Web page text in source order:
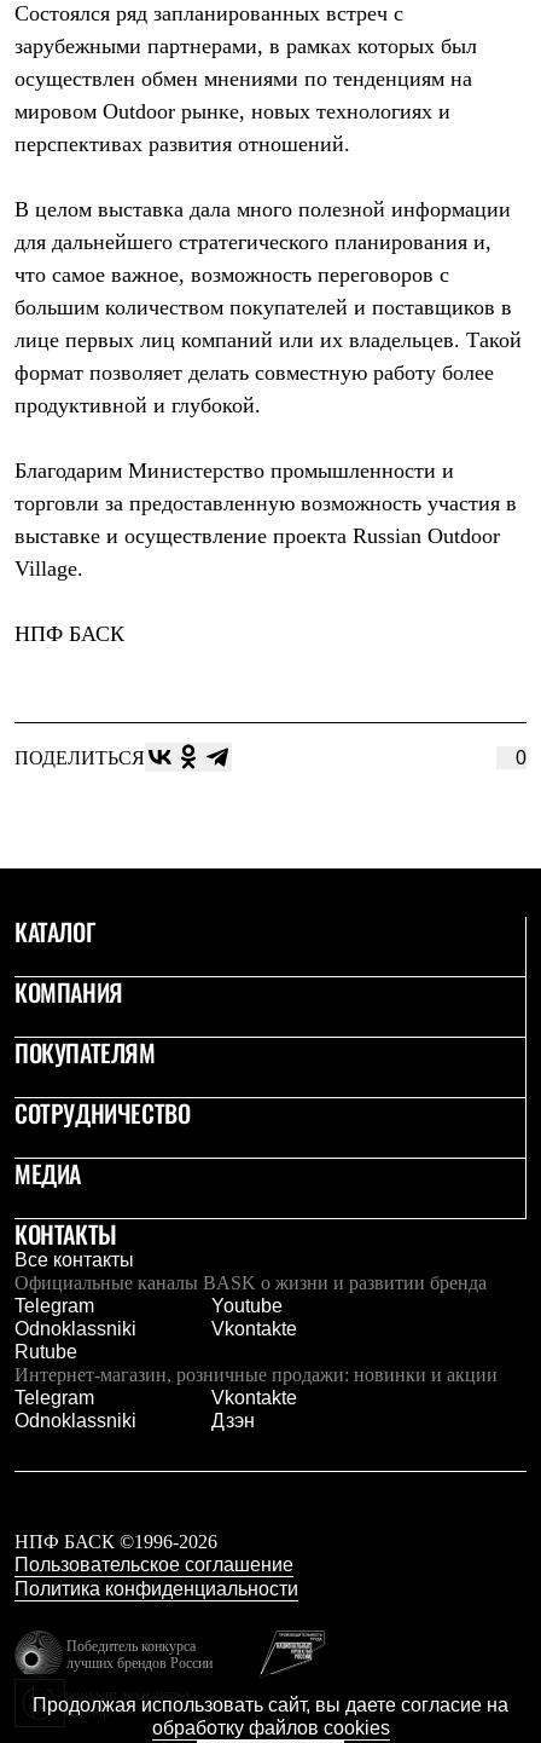
Дилерам
Стать дилером
Корпоративным клиентам
Услуги
Медиа
Где купить
Состоялся ряд запланированных встреч с
зарубежными партнерами, в рамках которых был
осуществлен обмен мнениями по тенденциям на
мировом Outdoor рынке, новых технологиях и
перспективах развития отношений.
В целом выставка дала много полезной информации
для дальнейшего стратегического планирования и,
что самое важное, возможность переговоров с
большим количеством покупателей и поставщиков в
лице первых лиц компаний или их владельцев. Такой
формат позволяет делать совместную работу более
продуктивной и глубокой.
Благодарим Министерство промышленности и
торговли за предоставленную возможность участия в
выставке и осуществление проекта Russian Outdoor
Village.
НПФ БАСК
ПОДЕЛИТЬСЯ 0
КАТАЛОГ
КОМПАНИЯ
ПОКУПАТЕЛЯМ
СОТРУДНИЧЕСТВО
МЕДИА
КОНТАКТЫ
Все контакты
Официальные каналы BASK о жизни и развитии бренда
Telegram
Youtube
Odnoklassniki
Vkontakte
Rutube
Интернет-магазин, розничные продажи: новинки и акции
Telegram
Vkontakte
Odnoklassniki
Дзэн
НПФ БАСК ©1996-2026
Пользовательское соглашение
Политика конфиденциальности
Победитель конкурса
лучших брендов России
Калибр
Продолжая использовать сайт, вы даете согласие на
обработку файлов cookies